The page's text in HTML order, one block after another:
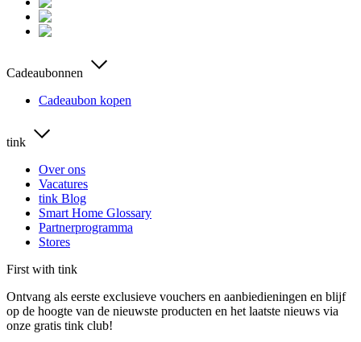
Cadeaubonnen
Cadeaubon kopen
tink
Over ons
Vacatures
tink Blog
Smart Home Glossary
Partnerprogramma
Stores
First with tink
Ontvang als eerste exclusieve vouchers en aanbiedieningen en blijf
op de hoogte van de nieuwste producten en het laatste nieuws via
onze gratis tink club!